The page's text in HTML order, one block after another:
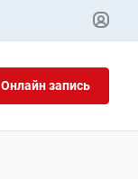
Онлайн запись